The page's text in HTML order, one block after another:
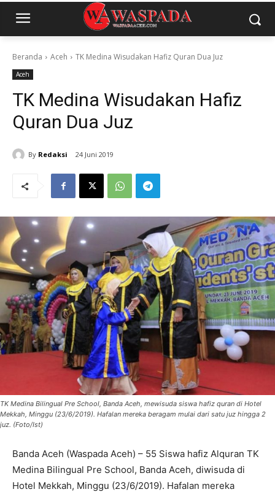
Beranda Aceh TK Medina Wisudakan Hafiz Quran Dua Juz
Aceh
TK Medina Wisudakan Hafiz
Quran Dua Juz
By Redaksi 24 Juni 2019
TK Medina Bilingual Pre School, Banda Aceh, mewisuda siswa hafiz quran di Hotel
Mekkah, Minggu (23/6/2019). Hafalan mereka beragam mulai dari satu juz hingga 2
juz. (Foto/Ist)
Banda Aceh (Waspada Aceh) – 55 Siswa hafiz Alquran TK
Medina Bilingual Pre School, Banda Aceh, diwisuda di
Hotel Mekkah, Minggu (23/6/2019). Hafalan mereka